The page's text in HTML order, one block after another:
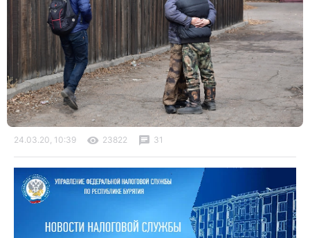
24.03.20, 10:39 23822 31